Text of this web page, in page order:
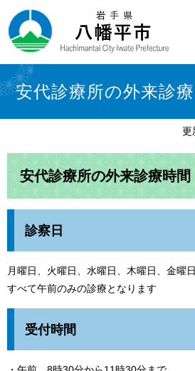
ー
ジ
先
頭
で
ニ
ュ
を
飛
ば
文
文 安代診療所の外来診
更
安代診療所の外来診療時間
診察日
月曜日、火曜日、水曜日、木曜日、金曜日
すべて午前のみの診療となります
受付時間